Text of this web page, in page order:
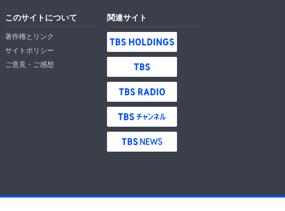
このサイトについて
著作権とリンク
サイトポリシー
ご意見・ご感想
関連サイト